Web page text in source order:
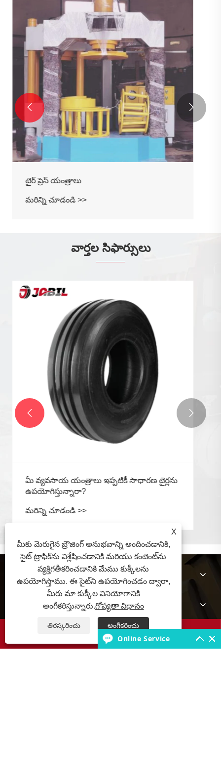
రబ్బరు రింగ్స్
మరిన్ని చూడండి >>
 
వార్తల సిఫార్సులు
సాలిడ్ టైర్ రిమ్స్ జారిపోవడానికి కారణాలు మరియు
పరిష్కారాలు
మరిన్ని చూడండి >>
 
మా గురించి
ఉత్పత్తులు
టైర్ నాలెడ్జ్ బేస్ 
X
మీకు మెరుగైన బ్రౌజింగ్ అనుభవాన్ని అందించడానికి,
సైట్ ట్రాఫిక్‌ను విశ్లేషించడానికి మరియు కంటెంట్‌ను
వ్యక్తిగతీకరించడానికి మేము కుక్కీలను
ఉపయోగిస్తాము. ఈ సైట్‌ని ఉపయోగించడం ద్వారా,
మీరు మా కుక్కీల వినియోగానికి
అంగీకరిస్తున్నారు.గోప్యతా విధానం
తిరస్కరించు అంగీకరించు
Online Service